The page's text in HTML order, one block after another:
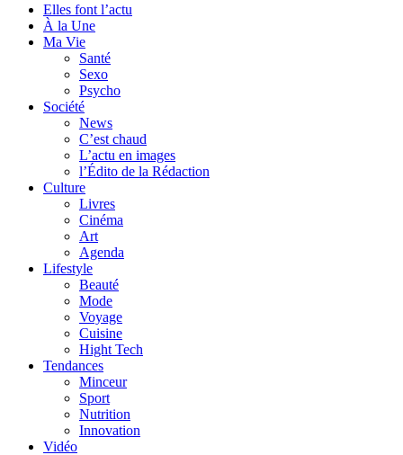
Elles font l’actu
À la Une
Ma Vie
Santé
Sexo
Psycho
Société
News
C’est chaud
L’actu en images
l’Édito de la Rédaction
Culture
Livres
Cinéma
Art
Agenda
Lifestyle
Beauté
Mode
Voyage
Cuisine
Hight Tech
Tendances
Minceur
Sport
Nutrition
Innovation
Vidéo